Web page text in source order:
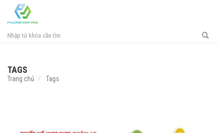
TAGS
Trang chủ Tags